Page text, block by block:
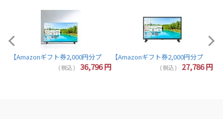
【Amazonギフト券2,000円分プレゼント】東芝 レグザ テレビ 32インチ
( 税込 ) 36,796円 ( 税込 ) 27,786円